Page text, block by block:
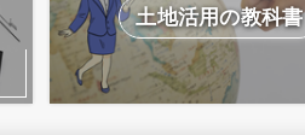
土地活用の教科書